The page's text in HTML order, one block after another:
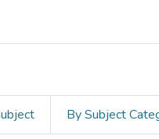
By Subject